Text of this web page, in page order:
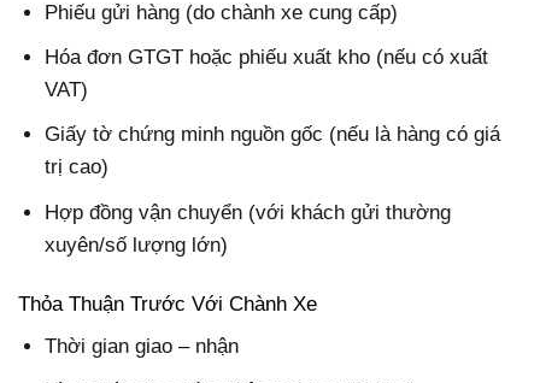
Phiếu gửi hàng (do chành xe cung cấp)
Hóa đơn GTGT hoặc phiếu xuất kho (nếu có xuất
VAT)
Giấy tờ chứng minh nguồn gốc (nếu là hàng có giá
trị cao)
Hợp đồng vận chuyển (với khách gửi thường
xuyên/số lượng lớn)
Thỏa Thuận Trước Với Chành Xe
Thời gian giao – nhận